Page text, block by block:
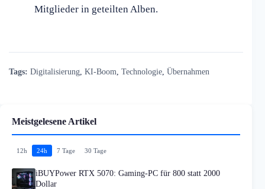
Mitglieder in geteilten Alben.
Tags: Digitalisierung KI-Boom Technologie Übernahmen
Meistgelesene Artikel
12h 24h 7 Tage 30 Tage
iBUYPower RTX 5070: Gaming-PC für 800 statt 2000
Dollar